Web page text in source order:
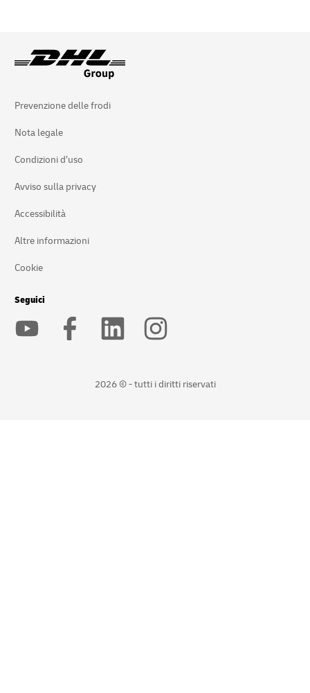
Prevenzione delle frodi
Nota legale
Condizioni d’uso
Avviso sulla privacy
Accessibilità
Altre informazioni
Cookie
Seguici
2026 © - tutti i diritti riservati